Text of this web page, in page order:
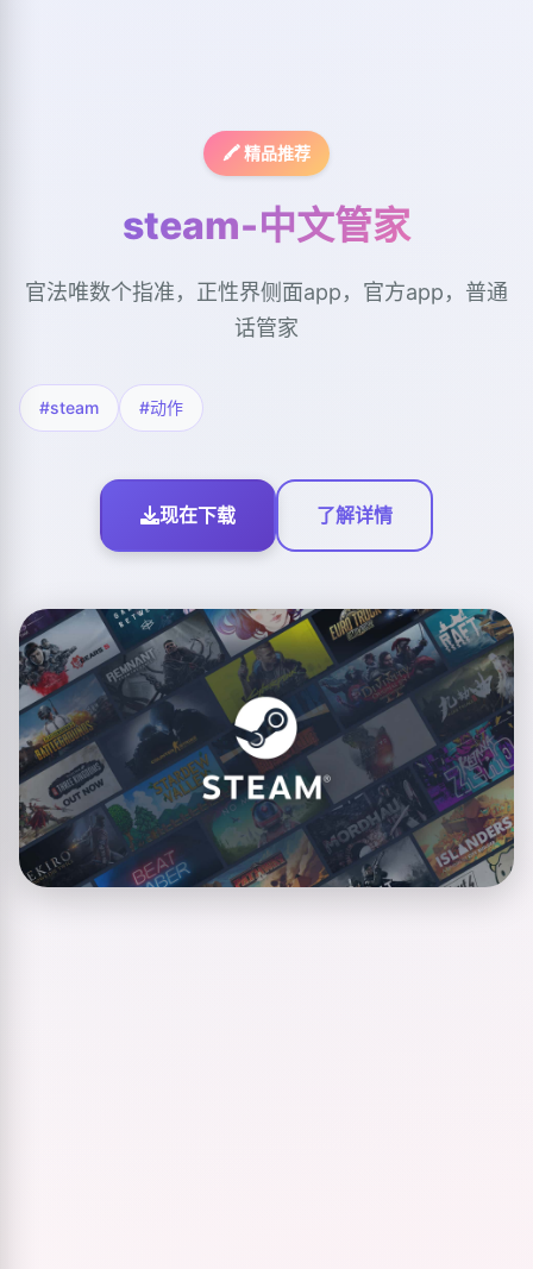
🖍️ 精品推荐
steam-中文管家
官法唯数个指准，正性界侧面app，官方app，普通
话管家
#steam #动作
现在下载 了解详情